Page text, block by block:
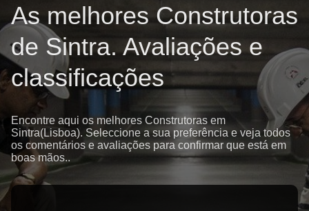
As melhores Construtoras
de Sintra. Avaliações e
classificações
Encontre aqui os melhores Construtoras em
Sintra(Lisboa). Seleccione a sua preferência e veja todos
os comentários e avaliações para confirmar que está em
boas mãos..